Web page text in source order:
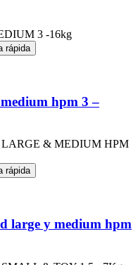
rápida
hpm 3 –
rápida
large y medium hpm